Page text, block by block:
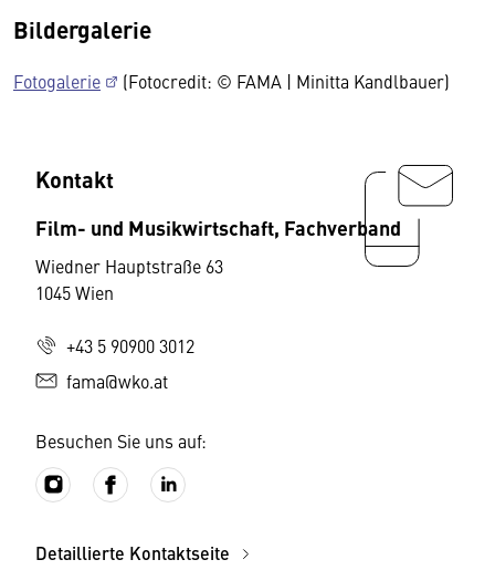
Bildergalerie
Fotogalerie (Fotocredit: © FAMA | Minitta Kandlbauer)
Kontakt
Film- und Musikwirtschaft, Fachverband
Wiedner Hauptstraße 63
1045 Wien
+43 5 90900 3012
fama@wko.at
Besuchen Sie uns auf:
Detaillierte Kontaktseite